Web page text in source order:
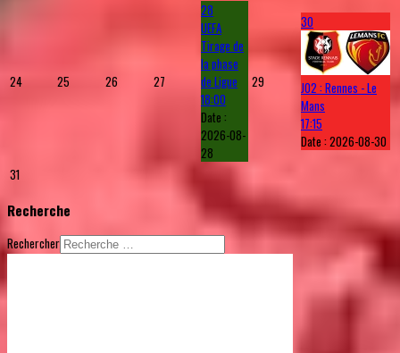
24 25 26 27
28
UEFA
Tirage de
la phase
de Ligue
18:00
Date :
2026-08-
28
29
30
J02 : Rennes - Le
Mans
17:15
Date :2026-08-30
31
Recherche
Rechercher